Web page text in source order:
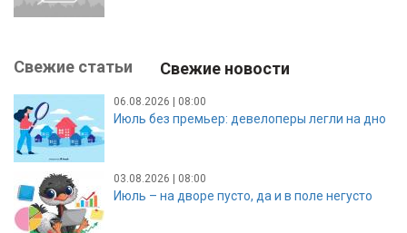
Свежие статьи Свежие новости
06.08.2026 | 08:00
Июль без премьер: девелоперы легли на дно
03.08.2026 | 08:00
Июль – на дворе пусто, да и в поле негусто